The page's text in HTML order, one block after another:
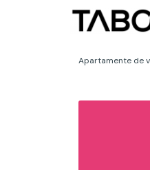
Apartamente de